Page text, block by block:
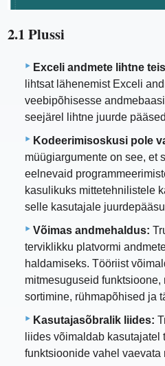
2.1 Plussi
Exceli andmete lihtne
lihtsat lähenemist Exceli
veebipõhisesse
seejärel lihtne juurde
Kodeerimisoskusi pole
müügiargumente on see, et
eelnevaid
kasulikuks mittetehnilistele
selle kasutajale
Võimas andmehaldus:
terviklikku platvormi
haldamiseks. Tööriist
mitmesuguseid
sortimine, rühmapõhised ja
Kasutajasõbralik liides:
liides võimaldab kasutajatel
funktsioonide vahel vaevata